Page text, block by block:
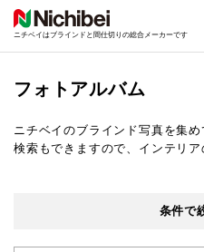
ニチベイはブラインドと間仕切りの総合メーカーです
フォトアルバム
ニチベイのブラインド写真を集め
検索もできますので、インテリア
条件で